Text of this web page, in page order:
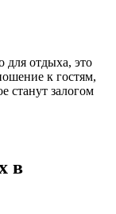
для отдыха, это
к гостям,
станут залогом
в